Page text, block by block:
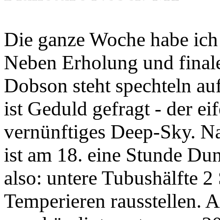
Die ganze Woche habe
Neben Erholung und
Dobson steht spechteln
ist Geduld gefragt - der
vernünftiges Deep-Sky.
ist am 18. eine Stunde
also: untere Tubushälfte
Temperieren rausstellen.